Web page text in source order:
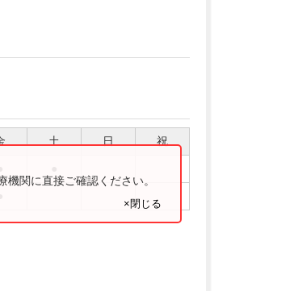
土 日 祝
関に直接ご確認ください。
×閉じる